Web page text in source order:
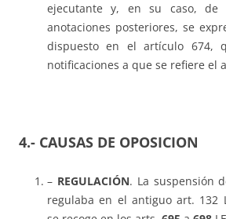
ejecutante y, en su caso, de
anotaciones posteriores, se
dispuesto en el artículo 674,
notificaciones a que se refiere el
4.- CAUSAS DE OPOSICION
– REGULACIÓN. La suspensión
regulaba en el antiguo art. 132